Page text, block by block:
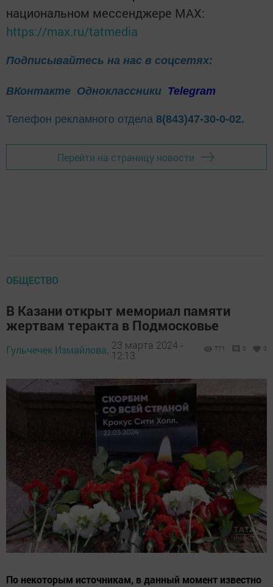
национальном мессенджере MАХ:
https://max.ru/tatmedia
Подписывайтесь на нас в соцсетях:
ВКонтакте Одноклассники Telegram
Телефон рекламного отдела 8(843)47-30-0-02.
Перейти на страницу новости
ОБЩЕСТВО
В Казани открыт мемориал памяти
жертвам теракта в Подмосковье
Гульчечек Измайлова, 23 марта 2024 -
12:13
771 0 0
По некоторым источникам, в данный момент известно